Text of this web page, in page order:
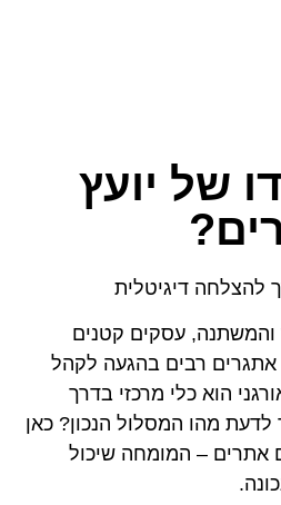
של יועץ
להצלחה דיגיטלית
והמשתנה, עסקים קטנים
אתגרים רבים בהגעה לקהל
הוא כלי מרכזי בדרך
מהו המסלול הנכון? כאן
אתרים – המומחה שיכול